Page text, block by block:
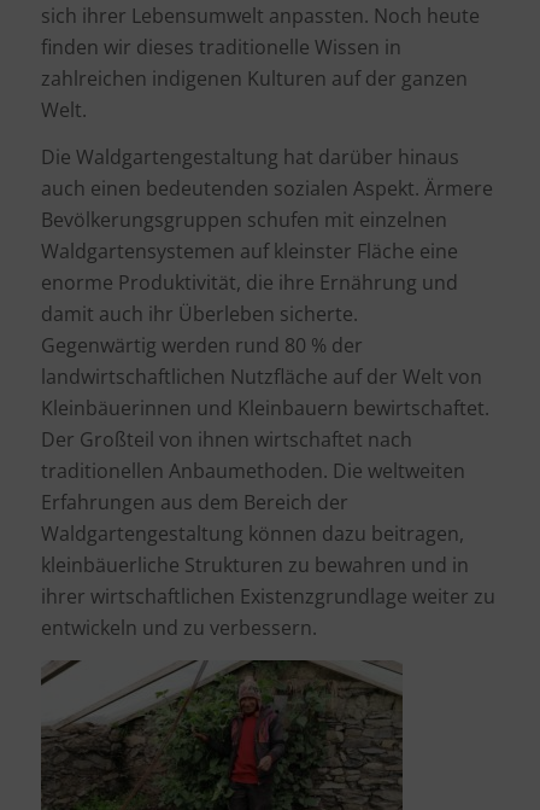
sich ihrer Lebensumwelt anpassten. Noch heute
finden wir dieses traditionelle Wissen in
zahlreichen indigenen Kulturen auf der ganzen
Welt.
Die Waldgartengestaltung hat darüber hinaus
auch einen bedeutenden sozialen Aspekt. Ärmere
Bevölkerungsgruppen schufen mit einzelnen
Waldgartensystemen auf kleinster Fläche eine
enorme Produktivität, die ihre Ernährung und
damit auch ihr Überleben sicherte.
Gegenwärtig werden rund 80 % der
landwirtschaftlichen Nutzfläche auf der Welt von
Kleinbäuerinnen und Kleinbauern bewirtschaftet.
Der Großteil von ihnen wirtschaftet nach
traditionellen Anbaumethoden. Die weltweiten
Erfahrungen aus dem Bereich der
Waldgartengestaltung können dazu beitragen,
kleinbäuerliche Strukturen zu bewahren und in
ihrer wirtschaftlichen Existenzgrundlage weiter zu
entwickeln und zu verbessern.